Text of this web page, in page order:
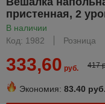
пристенная, 2
В наличии
Код: 1982
Розница
333,60 руб. 417
Экономия: 83.40 руб.